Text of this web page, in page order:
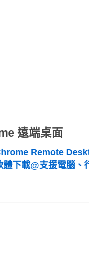
遠端桌面
Remote
體下載@支援電腦、